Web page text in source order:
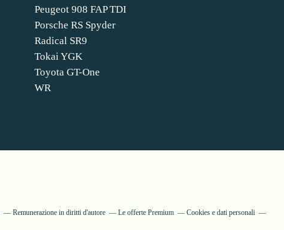
Peugeot 908 FAP TDI
Porsche RS Spyder
Radical SR9
Tokai YGK
Toyota GT-One
WR
Remunerazione in diritti d'autore Le offerte Premium
Cookies e dati personali